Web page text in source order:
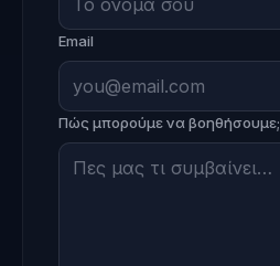
Email
Πώς μπορούμε να βοηθήσουμε;